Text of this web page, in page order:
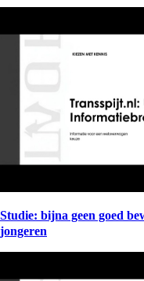
Studie: bijna geen goed
jongeren